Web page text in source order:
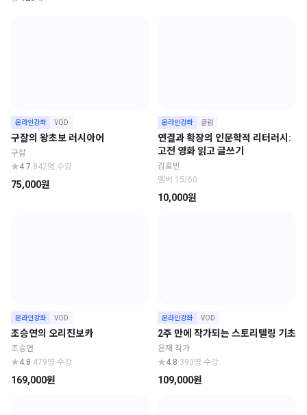
온라인강좌 VOD
구잘의 왕초보 러시아어
구잘
★4.7·842명 수강
75,000원
온라인강좌 클럽
연결과 확장의 인문학적 리터러시:
고전 영화 읽고 글쓰기
김호빈
멤버 15/60
10,000원
온라인강좌 VOD
조승연의 오리진보카
조승연
★4.8·479명 수강
169,000원
온라인강좌 VOD
2주 만에 작가되는 스토리텔링 기초
은재 작가
★4.8·393명 수강
109,000원